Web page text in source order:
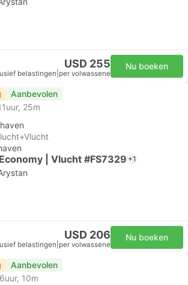
USD 255
belastingen per volwassene
Nu boeken
Aanbevolen
25m
Economy | Vlucht #FS7329 +1
USD 206
belastingen per volwassene
Nu boeken
Aanbevolen
6uur, 10m